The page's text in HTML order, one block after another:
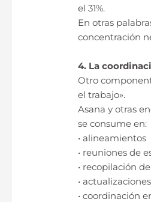
el 31%.
En otras
concentración
4. La
Otro
el trabajo».
Asana y otras
se consume en:
• alineamientos
• reuniones de
• recopilación
•
• coordinación